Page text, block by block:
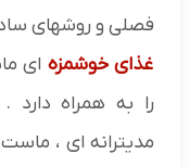
فصلی و روشهای
غذای خوشمزه ای
را به همراه دارد
مدیترانه ای ،